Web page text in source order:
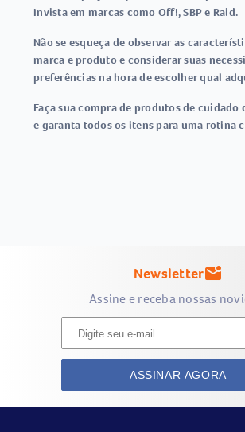
Invista em marcas como Off!, SBP e Raid.
Não se esqueça de observar as
marca e produto e considerar suas
preferências na hora de escolher qual
Faça sua compra de produtos de cuidado
e garanta todos os itens para uma rotina
Newslettermark_email_unread
Assine e receba nossas
ASSINAR AGORA